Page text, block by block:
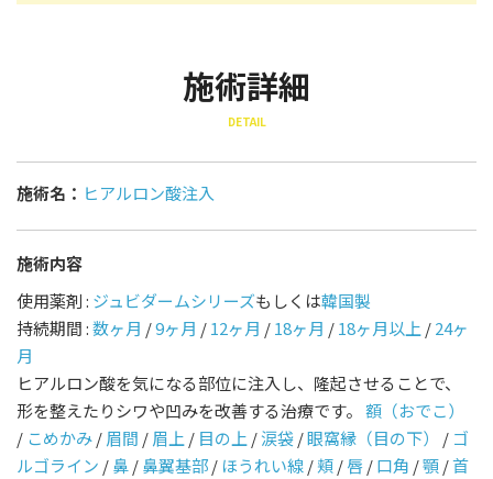
施術詳細
DETAIL
施術名： ヒアルロン酸注入
施術内容
使用薬剤 : ジュビダームシリーズもしくは韓国製
持続期間 :数ヶ月 /9ヶ月 /12ヶ月 /18ヶ月 /18ヶ月以上/24ヶ
月
ヒアルロン酸を気になる部位に注入し、隆起させることで、
形を整えたりシワや凹みを改善する治療です。 額（おでこ）
/ こめかみ/眉間 /眉上/ 目の上/涙袋/眼窩縁（目の下） / ゴ
ルゴライン /鼻/鼻翼基部/ ほうれい線/頬/唇/口角 /顎/首